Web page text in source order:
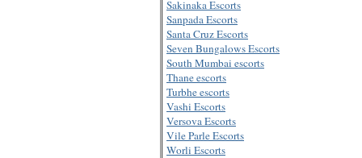
Sakinaka Escorts
Sanpada Escorts
Santa Cruz Escorts
Seven Bungalows Escorts
South Mumbai escorts
Thane escorts
Turbhe escorts
Vashi Escorts
Versova Escorts
Vile Parle Escorts
Worli Escorts